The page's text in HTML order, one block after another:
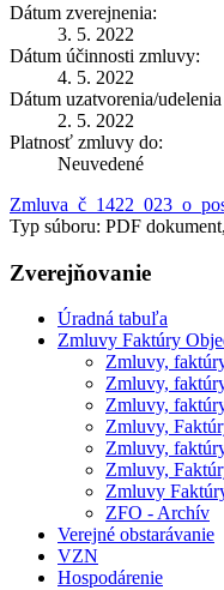
Dátum zverejnenia:
3. 5. 2022
Dátum účinnosti zmluvy:
4. 5. 2022
Dátum uzatvorenia/
2. 5. 2022
Platnosť zmluvy do:
Neuvedené
Typ súboru: PDF
Zverejňovanie
Úradná tabuľa
Zmluvy Faktúry
Zmluvy,
Zmluvy,
Zmluvy,
Zmluvy,
Zmluvy,
Zmluvy,
Zmluvy
ZFO - Archív
Verejné obstarávanie
VZN
Hospodárenie